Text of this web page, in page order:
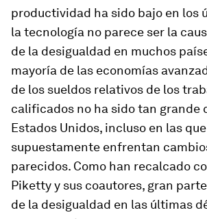
productividad ha sido bajo en los
la tecnología no parece ser la
de la desigualdad en muchos
mayoría de las economías
de los sueldos relativos de los
calificados no ha sido tan grande
Estados Unidos, incluso en las que
supuestamente enfrentan
parecidos. Como han recalcado
Piketty y sus coautores, gran
de la desigualdad en las últimas